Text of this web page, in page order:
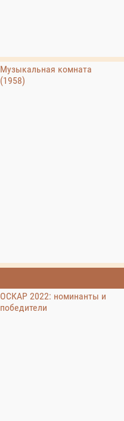
Музыкальная комната
(1958)
ОСКАР 2022: номинанты и
победители